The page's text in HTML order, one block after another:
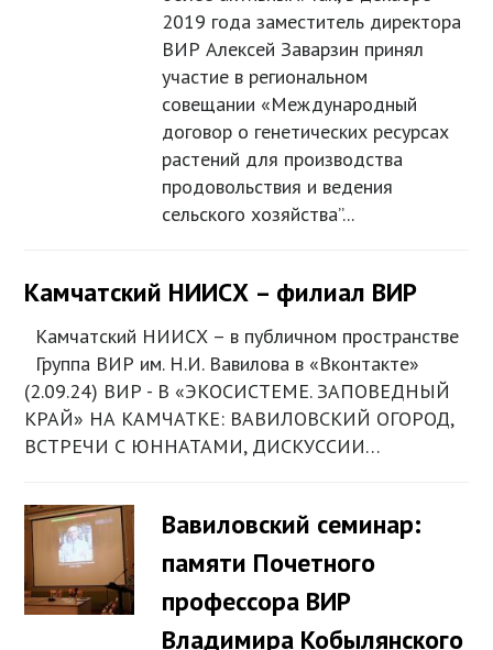
2019 года заместитель директора
ВИР Алексей Заварзин принял
участие в региональном
совещании «Международный
договор о генетических ресурсах
растений для производства
продовольствия и ведения
сельского хозяйства”...
Камчатский НИИСХ – филиал ВИР
Камчатский НИИСХ – в публичном пространстве
Группа ВИР им. Н.И. Вавилова в «Вконтакте»
(2.09.24) ВИР - В «ЭКОСИСТЕМЕ. ЗАПОВЕДНЫЙ
КРАЙ» НА КАМЧАТКЕ: ВАВИЛОВСКИЙ ОГОРОД,
ВСТРЕЧИ С ЮННАТАМИ, ДИСКУССИИ…
Вавиловский семинар:
памяти Почетного
профессора ВИР
Владимира Кобылянского